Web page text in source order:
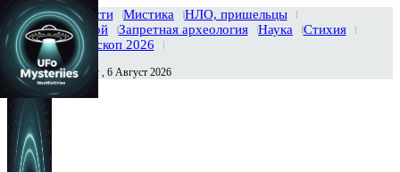
Главная Новости Мистика
НЛО, пришельцы
Тайны вселенной
Запретная археология Наука
Стихия
История
Гороскоп 2026
Сегодня Четверг , 6 Август 2026